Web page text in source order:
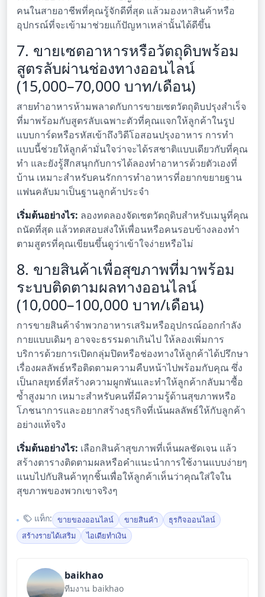
คนในสายอาชีพที่คุณรู้จักดีที่สุด แล้วมองหาสินค้าหรือ
อุปกรณ์ที่จะเข้ามาช่วยแก้ปัญหาเหล่านั้นได้ดีขึ้น
7. ขายเซตอาหารหรือวัตถุดิบพร้อม
สูตรลับผ่านช่องทางออนไลน์
(15,000–70,000 บาท/เดือน)
สายทำอาหารห้ามพลาดกับการขายเซตวัตถุดิบปรุงสำเร็จ
ที่มาพร้อมกับสูตรลับเฉพาะตัวที่คุณแจกให้ลูกค้าในรูป
แบบการ์ดหรือรหัสเข้าถึงวิดีโอสอนปรุงอาหาร การทำ
แบบนี้ช่วยให้ลูกค้ามั่นใจว่าจะได้รสชาติแบบเดียวกับที่คุณ
ทำ และยังรู้สึกสนุกกับการได้ลองทำอาหารด้วยตัวเองที่
บ้าน เหมาะสำหรับคนรักการทำอาหารที่อยากขยายฐาน
แฟนคลับมาเป็นฐานลูกค้าประจำ
เริ่มต้นอย่างไร: ลองทดลองจัดเซตวัตถุดิบสำหรับเมนูที่คุณ
ถนัดที่สุด แล้วทดสอบส่งให้เพื่อนหรือคนรอบข้างลองทำ
ตามสูตรที่คุณเขียนขึ้นดูว่าเข้าใจง่ายหรือไม่
8. ขายสินค้าเพื่อสุขภาพที่มาพร้อม
ระบบติดตามผลทางออนไลน์
(10,000–100,000 บาท/เดือน)
การขายสินค้าจำพวกอาหารเสริมหรืออุปกรณ์ออกกำลัง
กายแบบเดิมๆ อาจจะธรรมดาเกินไป ให้ลองเพิ่มการ
บริการด้วยการเปิดกลุ่มปิดหรือช่องทางให้ลูกค้าได้ปรึกษา
เรื่องผลลัพธ์หรือติดตามความคืบหน้าไปพร้อมกับคุณ ซึ่ง
เป็นกลยุทธ์ที่สร้างความผูกพันและทำให้ลูกค้ากลับมาซื้อ
ซ้ำสูงมาก เหมาะสำหรับคนที่มีความรู้ด้านสุขภาพหรือ
โภชนาการและอยากสร้างธุรกิจที่เน้นผลลัพธ์ให้กับลูกค้า
อย่างแท้จริง
เริ่มต้นอย่างไร: เลือกสินค้าสุขภาพที่เห็นผลชัดเจน แล้ว
สร้างตารางติดตามผลหรือคำแนะนำการใช้งานแบบง่ายๆ
แนบไปกับสินค้าทุกชิ้นเพื่อให้ลูกค้าเห็นว่าคุณใส่ใจใน
สุขภาพของพวกเขาจริงๆ
แท็ก: ขายของออนไลน์ ขายสินค้า
ธุรกิจออนไลน์
สร้างรายได้เสริม
ไอเดียทำเงิน
baikhao
ทีมงาน baikhao